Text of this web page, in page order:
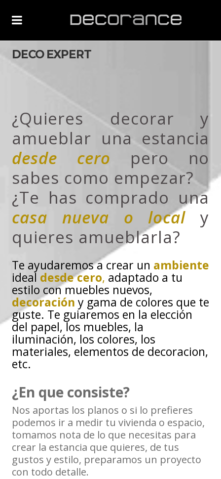
DECO EXPERT
¿Quieres decorar y
amueblar una estancia
desde cero
pero no
sabes como empezar?
¿Te has comprado una
casa nueva o local y
quieres amueblarla?
Te ayudaremos a crear un ambiente
ideal desde cero, adaptado a tu
estilo con muebles nuevos,
decoración y gama de colores que te
guste. Te guiaremos en la elección
del papel, los muebles, la
iluminación, los colores, los
materiales, elementos de decoracion,
etc.
¿En que consiste?
Nos aportas los planos o si lo prefieres
podemos ir a medir tu vivienda o espacio,
tomamos nota de lo que necesitas para
crear la estancia que quieres, de tus
gustos y estilo, preparamos un proyecto
con todo detalle.